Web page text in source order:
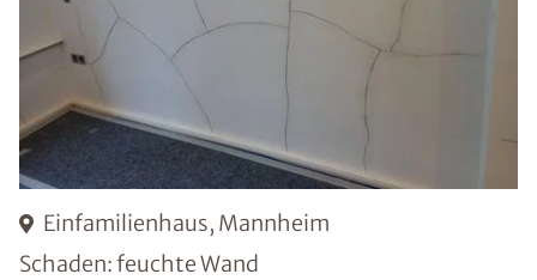
Einfamilienhaus, Mannheim
Schaden: feuchte Wand